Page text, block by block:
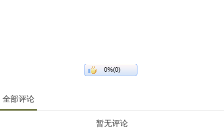
0%(0)
全部评论
暂无评论